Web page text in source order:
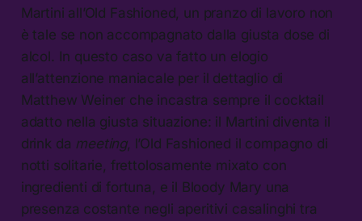
Martini all’Old Fashioned, un pranzo di lavoro non
è tale se non accompagnato dalla giusta dose di
alcol. In questo caso va fatto un elogio
all’attenzione maniacale per il dettaglio di
Matthew Weiner che incastra sempre il cocktail
adatto nella giusta situazione: il Martini diventa il
drink da meeting, l’Old Fashioned il compagno di
notti solitarie, frettolosamente mixato con
ingredienti di fortuna, e il Bloody Mary una
presenza costante negli aperitivi casalinghi tra